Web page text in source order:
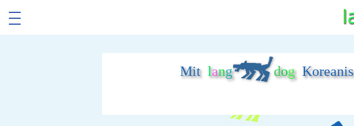
Mitlang dog